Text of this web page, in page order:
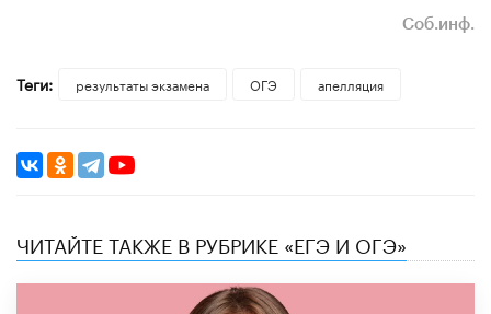
Соб.инф.
Теги: результаты экзамена ОГЭ апелляция
ЧИТАЙТЕ ТАКЖЕ В РУБРИКЕ «ЕГЭ И ОГЭ»